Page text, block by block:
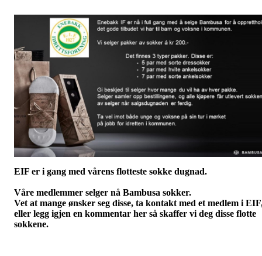
EIF er i gang med vårens flotteste sokke dugnad.
Våre medlemmer selger nå Bambusa sokker.
Vet at mange ønsker seg disse, ta kontakt med et medlem i
eller legg igjen en kommentar her så skaffer vi deg disse flotte
sokkene.